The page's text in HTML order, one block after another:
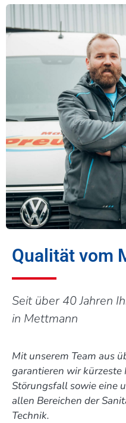
Qualität vom
Seit über 40 Jahren
in Mettmann
Mit unserem Team aus
garantieren wir kürzeste
Störungsfall sowie eine
allen Bereichen der
Technik.